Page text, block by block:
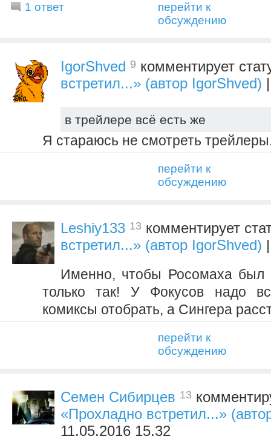
1 ответ
перейти к
обсуждению
IgorShved 9 комментирует
встретил...» (автор IgorShved)
в трейлере всё есть же
Я стараюсь не смотреть
перейти к
обсуждению
Leshiy133 13 комментирует
встретил...» (автор IgorShved)
Именно, чтобы Росомаха был
только так! У Фокусов надо
комиксы отобрать, а Сингера
перейти к
обсуждению
Семен Сибирцев 13
«Прохладно встретил...»
11.05.2016 15.32